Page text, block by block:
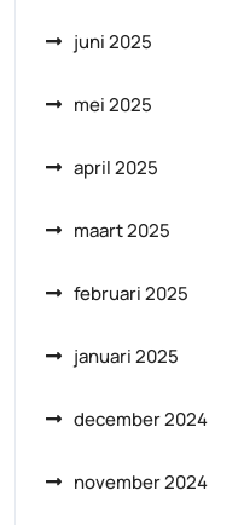
juni 2025
mei 2025
april 2025
maart 2025
februari 2025
januari 2025
december 2024
november 2024